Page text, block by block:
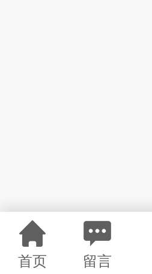
首页 留言